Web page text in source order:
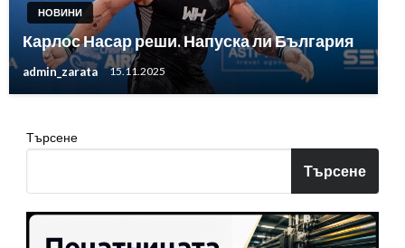
НОВИНИ
Карлос Насар реши. Напуска ли България
admin_zarata 15.11.2025
Търсене
Търсене